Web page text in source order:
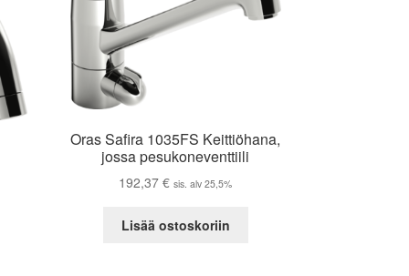
Oras Safira 1035FS Keittiöhana,
jossa pesukoneventtiili
192,37€ sis. alv 25,5%
Lisää ostoskoriin